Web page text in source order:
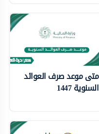
متى موعد صرف العوائد
السنوية 1447